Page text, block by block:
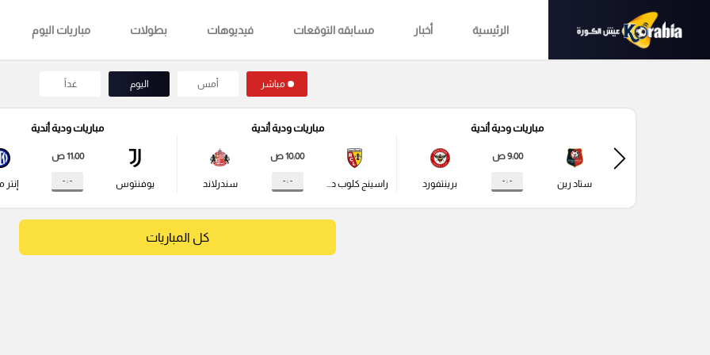
الرئيسية أخبار مسابقه التوقعات فيديوهات بطولات مباريات اليوم
مباشر أمس اليوم غداً
مباريات ودية أندية
ستاد رين
9:00 ص
- : - برينتفورد
مباريات ودية أندية
راسينج كلوب دي لانس
10:00 ص
- : - سندرلاند
مباريات ودية أندية
يوفنتوس
11:00 ص
- : - إنتر
كل المباريات